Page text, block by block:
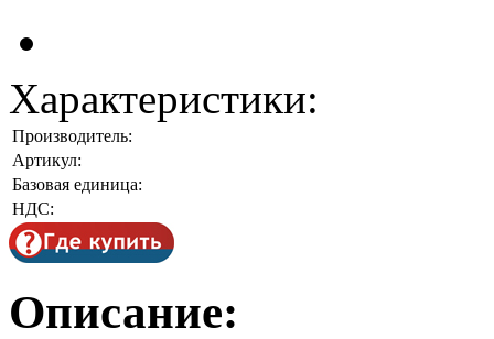
Характеристики:
Производитель:
Артикул:
Базовая единица:
НДС:
Описание: